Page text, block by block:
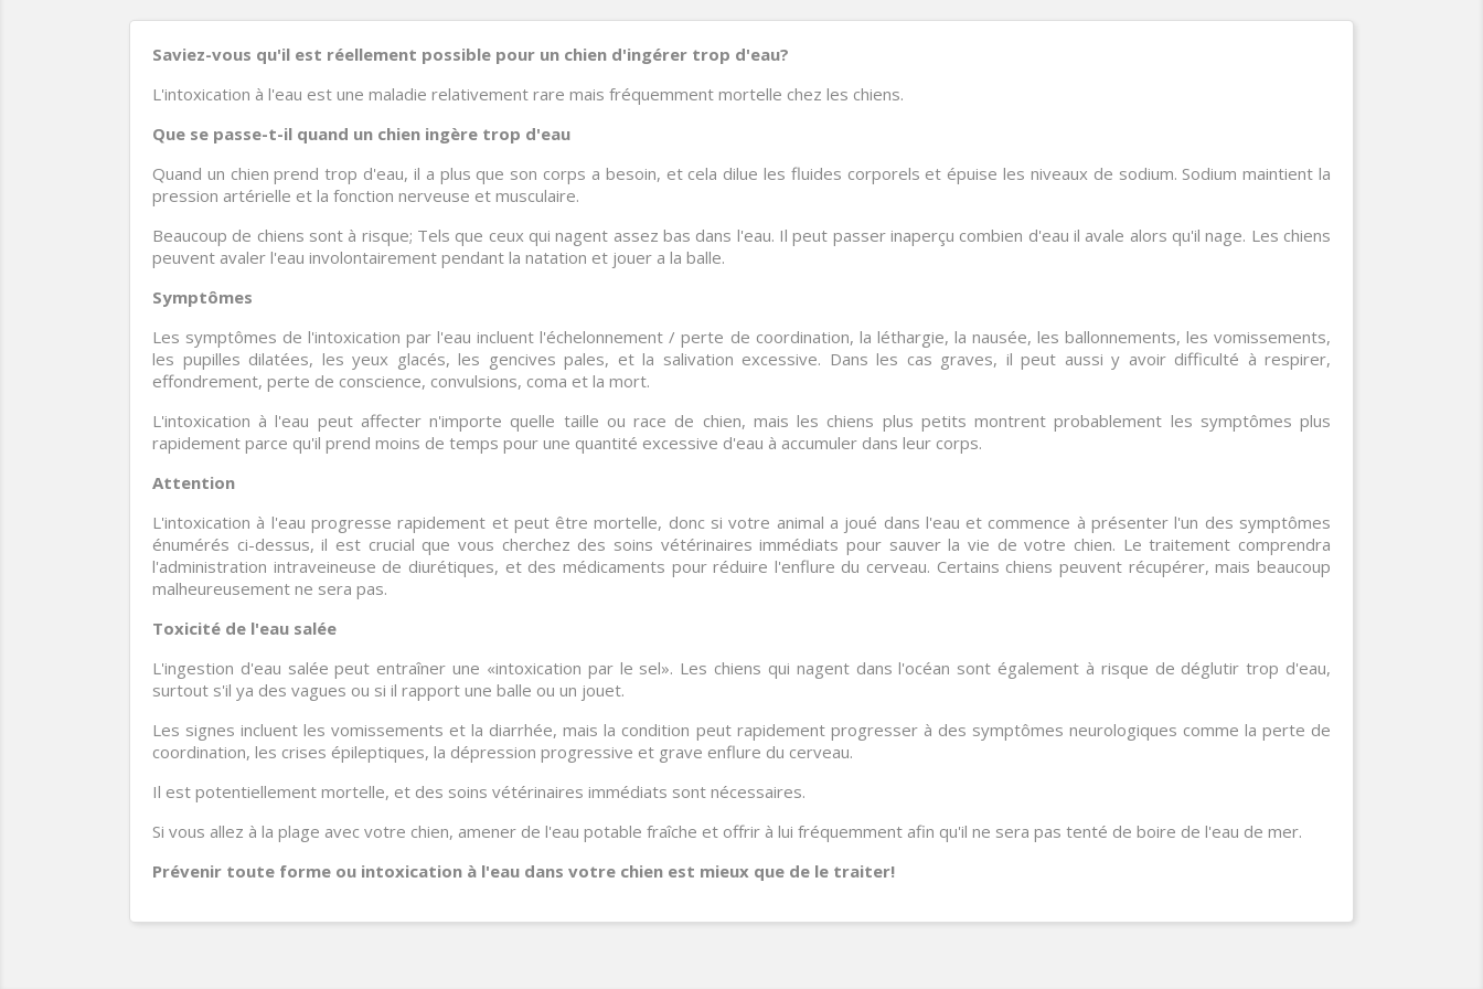
Saviez-vous qu'il est réellement possible pour un chien d'ingérer trop d'eau?
L'intoxication à l'eau est une maladie relativement rare mais fréquemment mortelle chez les chiens.
Que se passe-t-il quand un chien ingère trop d'eau
Quand un chien prend trop d'eau, il a plus que son corps a besoin, et cela dilue les fluides corporels et épuise les niveaux de sodium. Sodium maintient la
pression artérielle et la fonction nerveuse et musculaire.
Beaucoup de chiens sont à risque; Tels que ceux qui nagent assez bas dans l'eau. Il peut passer inaperçu combien d'eau il avale alors qu'il nage. Les chiens
peuvent avaler l'eau involontairement pendant la natation et jouer a la balle.
Symptômes
Les symptômes de l'intoxication par l'eau incluent l'échelonnement / perte de coordination, la léthargie, la nausée, les ballonnements, les vomissements,
les pupilles dilatées, les yeux glacés, les gencives pales, et la salivation excessive. Dans les cas graves, il peut aussi y avoir difficulté à respirer,
effondrement, perte de conscience, convulsions, coma et la mort.
L'intoxication à l'eau peut affecter n'importe quelle taille ou race de chien, mais les chiens plus petits montrent probablement les symptômes plus
rapidement parce qu'il prend moins de temps pour une quantité excessive d'eau à accumuler dans leur corps.
Attention
L'intoxication à l'eau progresse rapidement et peut être mortelle, donc si votre animal a joué dans l'eau et commence à présenter l'un des symptômes
énumérés ci-dessus, il est crucial que vous cherchez des soins vétérinaires immédiats pour sauver la vie de votre chien. Le traitement comprendra
l'administration intraveineuse de diurétiques, et des médicaments pour réduire l'enflure du cerveau. Certains chiens peuvent récupérer, mais beaucoup
malheureusement ne sera pas.
Toxicité de l'eau salée
L'ingestion d'eau salée peut entraîner une «intoxication par le sel». Les chiens qui nagent dans l'océan sont également à risque de déglutir trop d'eau,
surtout s'il ya des vagues ou si il rapport une balle ou un jouet.
Les signes incluent les vomissements et la diarrhée, mais la condition peut rapidement progresser à des symptômes neurologiques comme la perte de
coordination, les crises épileptiques, la dépression progressive et grave enflure du cerveau.
Il est potentiellement mortelle, et des soins vétérinaires immédiats sont nécessaires.
Si vous allez à la plage avec votre chien, amener de l'eau potable fraîche et offrir à lui fréquemment afin qu'il ne sera pas tenté de boire de l'eau de mer.
Prévenir toute forme ou intoxication à l'eau dans votre chien est mieux que de le traiter!